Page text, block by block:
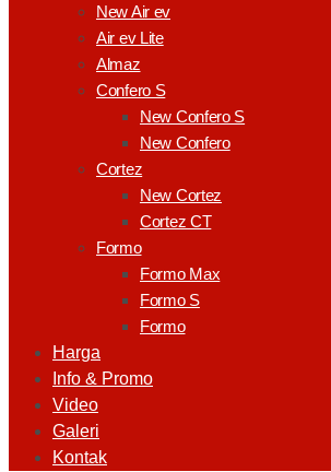
New Air ev
Air ev Lite
Almaz
Confero S
New Confero S
New Confero
Cortez
New Cortez
Cortez CT
Formo
Formo Max
Formo S
Formo
Harga
Info & Promo
Video
Galeri
Kontak